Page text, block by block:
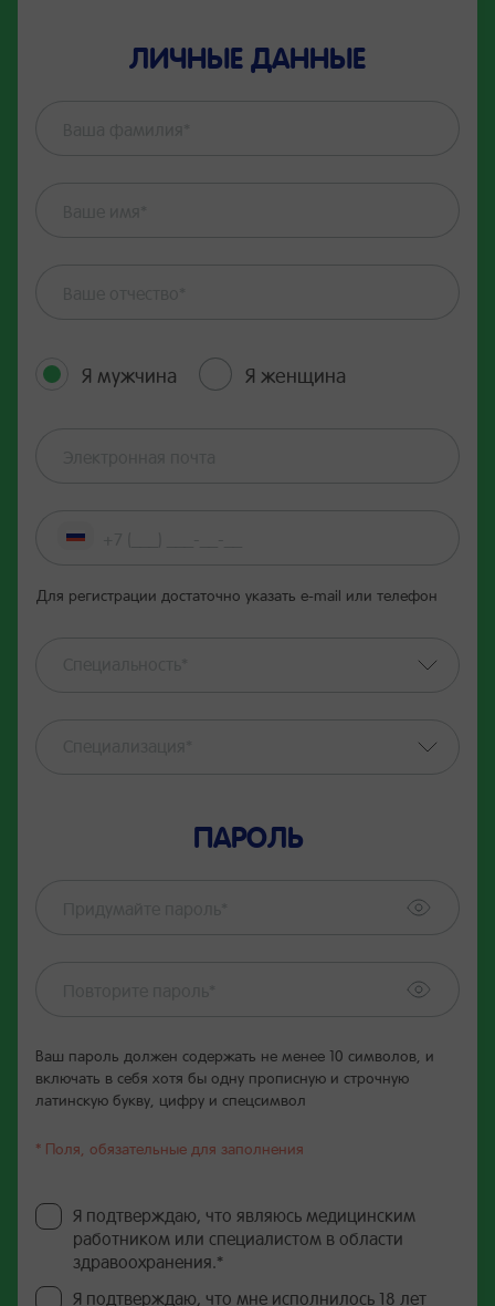
ЛИЧНЫЕ ДАННЫЕ
Я мужчина Я женщина
Для регистрации достаточно указать е-mail или телефон
ПАРОЛЬ
Ваш пароль должен содержать не менее 10 символов, и
включать в себя хотя бы одну прописную и строчную
латинскую букву, цифру и спецсимвол
* Поля, обязательные для заполнения
Я подтверждаю, что являюсь медицинским
работником или специалистом в области
здравоохранения.*
Я подтверждаю, что мне исполнилось 18 лет